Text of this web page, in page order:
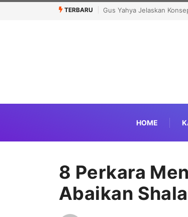
TERBARU Khutbatul ‘Arsy
HOME
8 Perkara
Abaikan